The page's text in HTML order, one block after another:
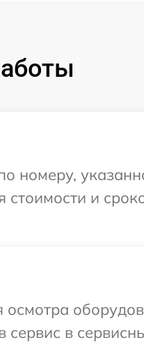
номеру,
и
в